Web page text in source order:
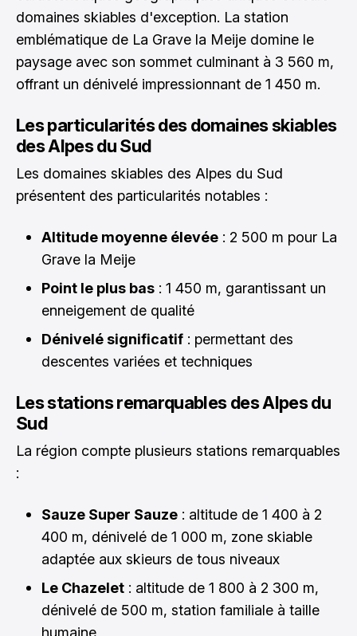
domaines skiables d'exception. La station
emblématique de La Grave la Meije domine le
paysage avec son sommet culminant à 3 560 m,
offrant un dénivelé impressionnant de 1 450 m.
Les particularités des domaines skiables
des Alpes du Sud
Les domaines skiables des Alpes du Sud
présentent des particularités notables :
Altitude moyenne élevée : 2 500 m pour La
Grave la Meije
Point le plus bas : 1 450 m, garantissant un
enneigement de qualité
Dénivelé significatif : permettant des
descentes variées et techniques
Les stations remarquables des Alpes du
Sud
La région compte plusieurs stations remarquables
:
Sauze Super Sauze : altitude de 1 400 à 2
400 m, dénivelé de 1 000 m, zone skiable
adaptée aux skieurs de tous niveaux
Le Chazelet : altitude de 1 800 à 2 300 m,
dénivelé de 500 m, station familiale à taille
humaine